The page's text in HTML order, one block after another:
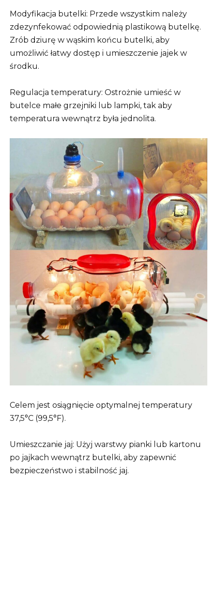
Modyfikacja butelki: Przede wszystkim należy
zdezynfekować odpowiednią plastikową butelkę.
Zrób dziurę w wąskim końcu butelki, aby
umożliwić łatwy dostęp i umieszczenie jajek w
środku.
Regulacja temperatury: Ostrożnie umieść w
butelce małe grzejniki lub lampki, tak aby
temperatura wewnątrz była jednolita.
Celem jest osiągnięcie optymalnej temperatury
37,5°C (99,5°F).
Umieszczanie jaj: Użyj warstwy pianki lub kartonu
po jajkach wewnątrz butelki, aby zapewnić
bezpieczeństwo i stabilność jaj.